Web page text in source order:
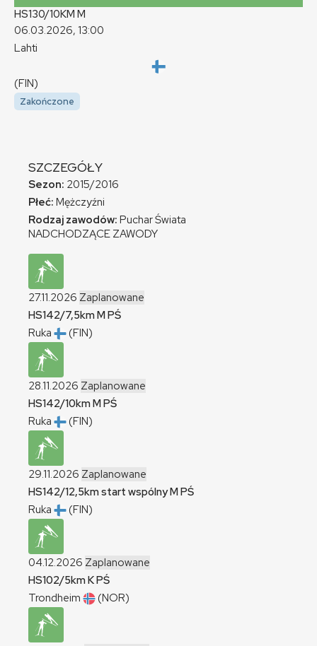
HS130/10KM M
06.03.2026, 13:00
Lahti
(FIN)
Zakończone
SZCZEGÓŁY
Sezon: 2015/2016
Płeć: Mężczyźni
Rodzaj zawodów: Puchar Świata
NADCHODZĄCE ZAWODY
27.11.2026 Zaplanowane
HS142/7,5kmMPŚ
Ruka
(FIN)
28.11.2026 Zaplanowane
HS142/10kmMPŚ
Ruka
(FIN)
29.11.2026 Zaplanowane
HS142/12,5km start wspólnyMPŚ
Ruka
(FIN)
04.12.2026 Zaplanowane
HS102/5kmKPŚ
Trondheim
(NOR)